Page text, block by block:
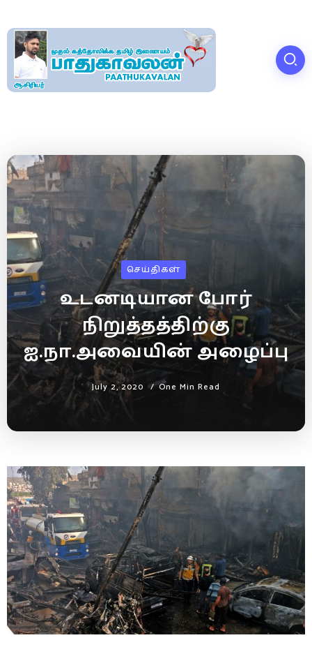
செய்திகள்
உடனடியான போர்
நிறுத்தத்திற்கு
ஐ.நா.அவையின் அழைப்பு
July 2, 2020 One Min Read